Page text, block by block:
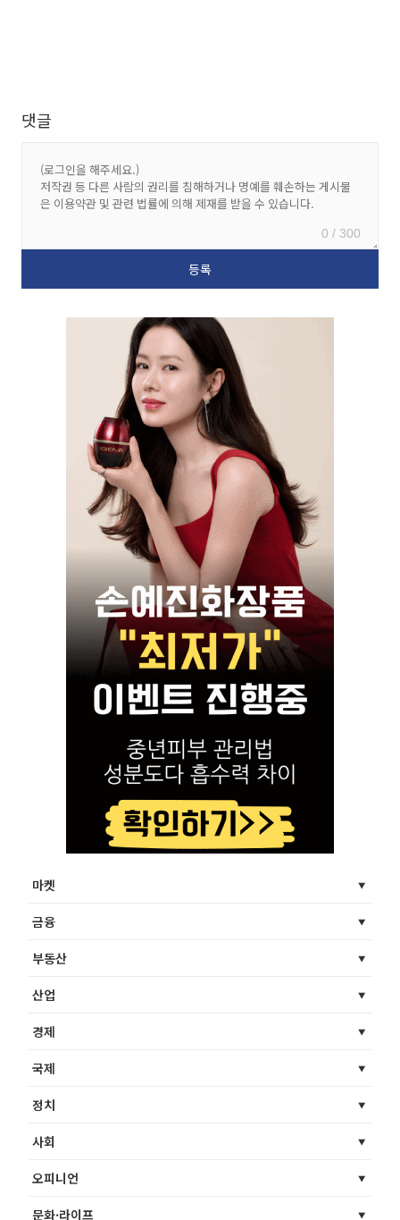
댓글
0 / 300
마켓
금융
부동산
산업
경제
국제
정치
사회
오피니언
문화·라이프